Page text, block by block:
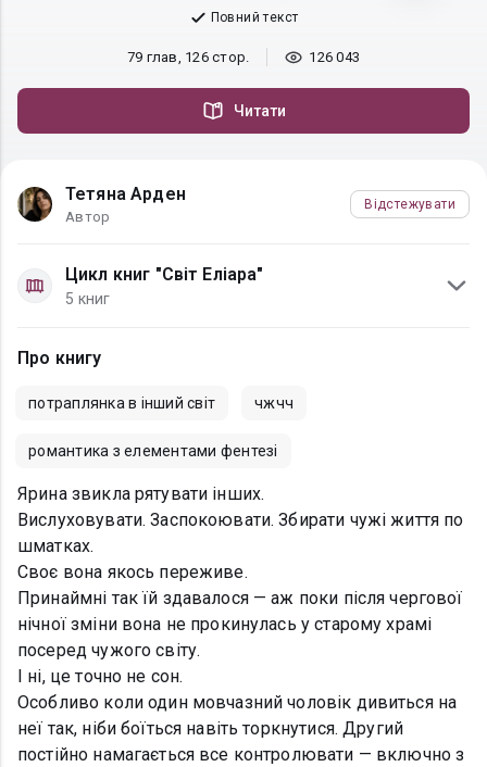
Повний текст
79 глав, 126 стор. 126 043
Читати
Тетяна Арден
Автор
Відстежувати
Цикл книг "Світ Еліара"
5 книг
Про книгу
потраплянка в інший світ чжчч
романтика з елементами фентезі
Ярина звикла рятувати інших.
Вислуховувати. Заспокоювати. Збирати чужі життя по
шматках.
Своє вона якось переживе.
Принаймні так їй здавалося — аж поки після чергової
нічної зміни вона не прокинулась у старому храмі
посеред чужого світу.
І ні, це точно не сон.
Особливо коли один мовчазний чоловік дивиться на
неї так, ніби боїться навіть торкнутися. Другий
постійно намагається все контролювати — включно з